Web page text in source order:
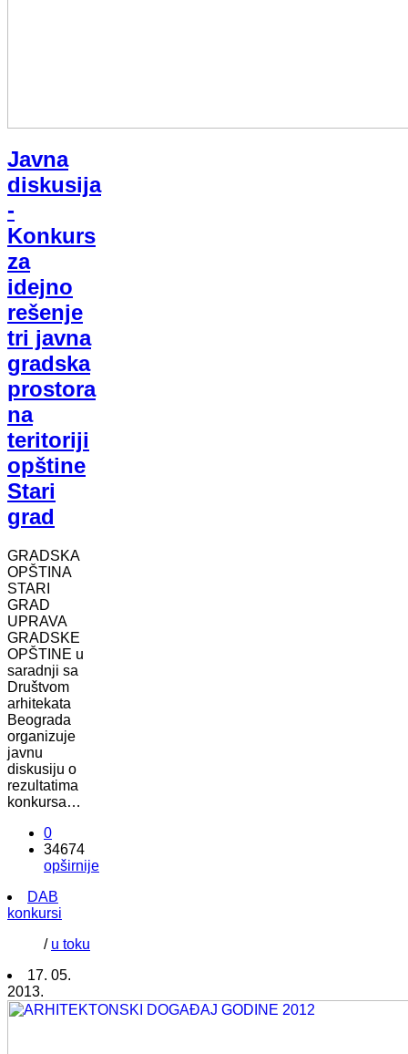
Javna
diskusija
-
Konkurs
za
idejno
rešenje
tri javna
gradska
prostora
na
teritoriji
opštine
Stari
grad
GRADSKA
OPŠTINA
STARI
GRAD
UPRAVA
GRADSKE
OPŠTINE u
saradnji sa
Društvom
arhitekata
Beograda
organizuje
javnu
diskusiju o
rezultatima
konkursa…
0
34674
opširnije
DAB
konkursi
/ u toku
17. 05.
2013.